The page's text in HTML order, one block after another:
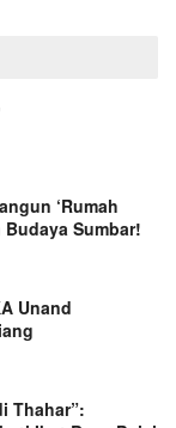
‘Rumah
Budaya Sumbar!
Unand
Thahar”: